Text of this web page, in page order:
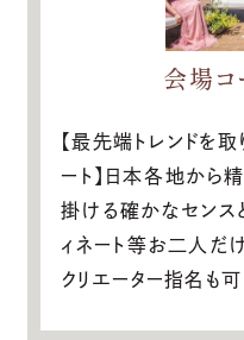
会場コ
【最先端トレンドを
ート】日本各地から
掛ける確かなセンス
ィネート等お二人だ
クリエーター指名も可